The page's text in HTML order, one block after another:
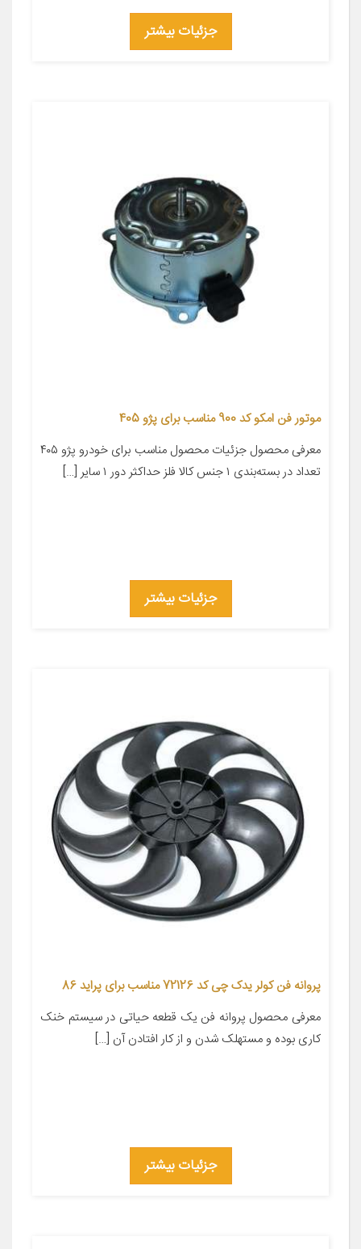
جزئیات بیشتر
موتور فن امکو کد 900 مناسب برای پژو 405
معرفی محصول جزئیات محصول مناسب برای خودرو پژو ۴۰۵
تعداد در بسته‌بندی ۱ جنس کالا فلز حداکثر دور ۱ سایر […]
جزئیات بیشتر
پروانه فن کولر یدک چی کد 72126 مناسب برای پراید 86
معرفی محصول پروانه فن یک قطعه حیاتی در سیستم خنک
کاری بوده و مستهلک شدن و از کار افتادن آن […]
جزئیات بیشتر